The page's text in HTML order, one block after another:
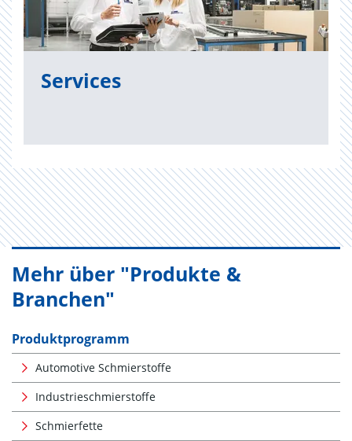
Ser­vices
Mehr über "Produkte &
Branchen"
Produktprogramm
Automotive Schmierstoffe
Industrieschmierstoffe
Schmierfette